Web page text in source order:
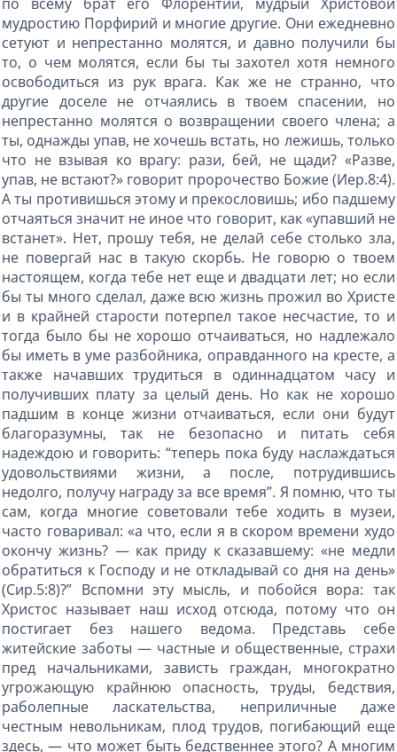
мудростию Порфирий и многие другие. Они ежедневно
сетуют и непрестанно молятся, и давно получили бы
то, о чем молятся, если бы ты захотел хотя немного
освободиться из рук врага. Как же не странно, что
другие доселе не отчаялись в твоем спасении, но
непрестанно молятся о возвращении своего члена; а
ты, однажды упав, не хочешь встать, но лежишь, только
что не взывая ко врагу: рази, бей, не щади? «Разве,
упав, не встают?» говорит пророчество Божие (Иер.8:4).
А ты противишься этому и прекословишь; ибо падшему
отчаяться значит не иное что говорит, как «упавший не
встанет». Нет, прошу тебя, не делай себе столько зла,
не повергай нас в такую скорбь. Не говорю о твоем
настоящем, когда тебе нет еще и двадцати лет; но если
бы ты много сделал, даже всю жизнь прожил во Христе
и в крайней старости потерпел такое несчастие, то и
тогда было бы не хорошо отчаиваться, но надлежало
бы иметь в уме разбойника, оправданного на кресте, а
также начавших трудиться в одиннадцатом часу и
получивших плату за целый день. Но как не хорошо
падшим в конце жизни отчаиваться, если они будут
благоразумны, так не безопасно и питать себя
надеждою и говорить: “теперь пока буду наслаждаться
удовольствиями жизни, а после, потрудившись
недолго, получу награду за все время”. Я помню, что ты
сам, когда многие советовали тебе ходить в музеи,
часто говаривал: «а что, если я в скором времени худо
окончу жизнь? — как приду к сказавшему: «не медли
обратиться к Господу и не откладывай со дня на день»
(Сир.5:8)?” Вспомни эту мысль, и побойся вора: так
Христос называет наш исход отсюда, потому что он
постигает без нашего ведома. Представь себе
житейские заботы — частные и общественные, страхи
пред начальниками, зависть граждан, многократно
угрожающую крайнюю опасность, труды, бедствия,
раболепные ласкательства, неприличные даже
честным невольникам, плод трудов, погибающий еще
здесь, — что может быть бедственнее этого? А многим